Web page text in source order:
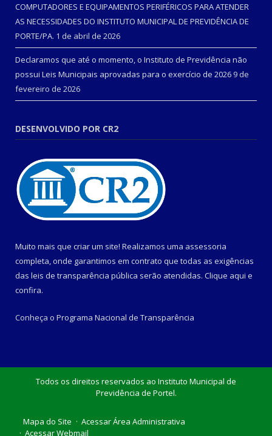
COMPUTADORES E EQUIPAMENTOS PERIFÉRICOS PARA ATENDER
AS NECESSIDADES DO INSTITUTO MUNICIPAL DE PREVIDÊNCIA DE
PORTE/PA. 1 de abril de 2026
Declaramos que até o momento, o Instituto de Previdência não
possui Leis Municipais aprovadas para o exercício de 2026 9 de
fevereiro de 2026
DESENVOLVIDO POR CR2
Muito mais que criar um site! Realizamos uma assessoria
completa, onde garantimos em contrato que todas as exigências
das leis de transparência pública serão atendidas. Clique aqui e
confira.
Conheça o Programa Nacional de Transparência
Todos os direitos reservados ao Instituto Municipal de
Previdência de Portel.
Mapa do Site
Acessar Área Administrativa
Acessar Webmail